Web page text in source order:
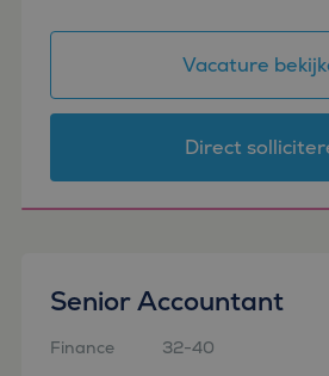
ontwikkeling van de business
Vacature
Direct
Senior Accountant
Finance
32-40